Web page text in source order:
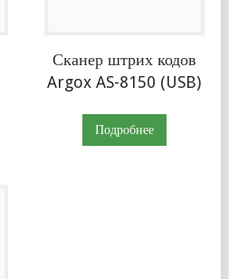
Сканер штрих кодов
Argox AS-8150 (USB)
Подробнее